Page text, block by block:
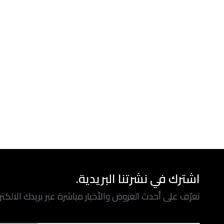
اشترك في نشرتنا البريدية.
تعرّف على أحدث العروض والأخبار مباشرة عبر بريدك